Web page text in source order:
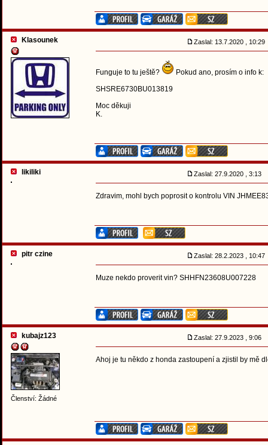
Klasounek Zaslal: 13.7.2020 , 10:29
Funguje to tu ještě?
Pokud ano, prosím o info k:
SHSRE6730BU013819
Moc děkuji
K.
likiliki Zaslal: 27.9.2020 , 3:13
Zdravim, mohl bych poprosit o kontrolu VIN
pitr czine Zaslal: 28.2.2023 , 10:47
Muze nekdo proverit vin? SHHFN23608U007228
kubajz123
Členství: Žádné
Zaslal: 27.9.2023 , 9:06
Ahoj je tu někdo z honda zastoupení a zjistil by mě